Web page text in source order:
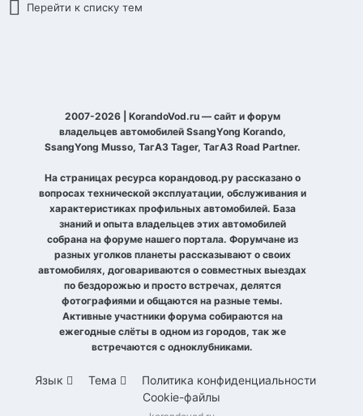
Перейти к списку тем
2007-2026 | KorandoVod.ru — сайт и форум
владельцев автомобилей SsangYong Korando,
SsangYong Musso, ТагАЗ Tager, ТагАЗ Road Partner.
На страницах ресурса корандовод.ру рассказано о
вопросах технической эксплуатации, обслуживания и
характеристиках профильных автомобилей. База
знаний и опыта владельцев этих автомобилей
собрана на форуме нашего портала. Форумчане из
разных уголков планеты рассказывают о своих
автомобилях, договариваются о совместных выездах
по бездорожью и просто встречах, делятся
фотографиями и общаются на разные темы.
Активные участники форума собираются на
ежегодные слёты в одном из городов, так же
встречаются с одноклубниками.
Язык Тема
Политика конфиденциальности
Cookie-файлы